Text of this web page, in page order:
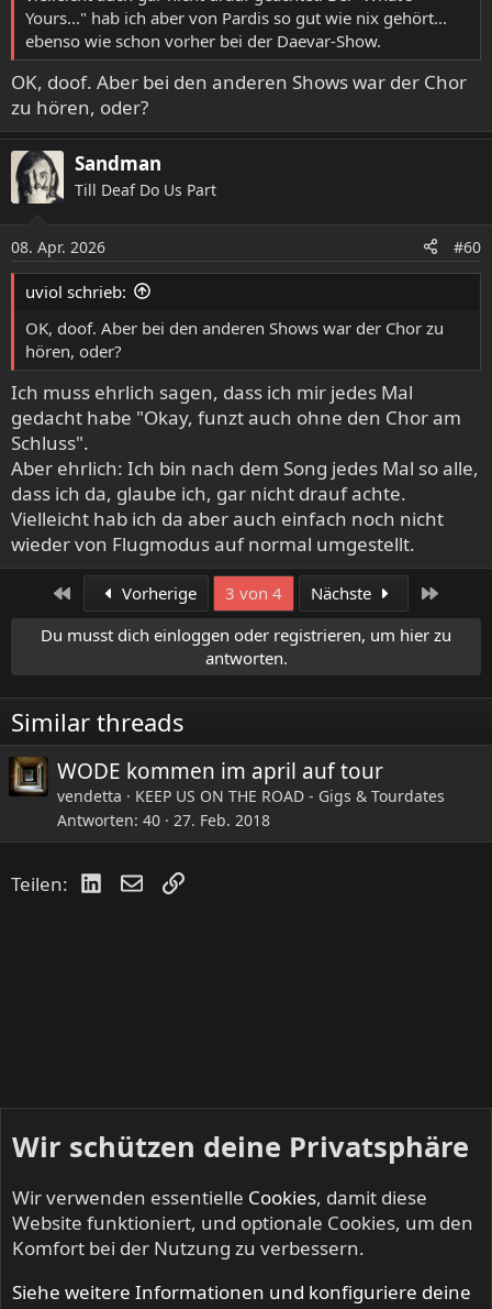
Yours..." hab ich aber von Pardis so gut wie nix gehört...
ebenso wie schon vorher bei der Daevar-Show.
OK, doof. Aber bei den anderen Shows war der Chor
zu hören, oder?
Sandman
Till Deaf Do Us Part
08. Apr. 2026 #60
uviol schrieb:
OK, doof. Aber bei den anderen Shows war der Chor zu
hören, oder?
Ich muss ehrlich sagen, dass ich mir jedes Mal
gedacht habe "Okay, funzt auch ohne den Chor am
Schluss".
Aber ehrlich: Ich bin nach dem Song jedes Mal so alle,
dass ich da, glaube ich, gar nicht drauf achte.
Vielleicht hab ich da aber auch einfach noch nicht
wieder von Flugmodus auf normal umgestellt.
Erste Vorherige 3 von 4 Nächste
Du musst dich einloggen oder registrieren, um hier zu
antworten.
Similar threads
WODE kommen im april auf tour
vendetta
KEEP US ON THE ROAD - Gigs & Tourdates
Antworten 40 27. Feb. 2018
Teilen: LinkedIn
E-MailLink
KEEP US ON THE ROAD - Gigs & Tourdates
Wir schützen deine Privatsphäre
Wir verwenden essentielle Cookies, damit diese
Website funktioniert, und optionale Cookies, um den
Komfort bei der Nutzung zu verbessern.
Siehe weitere Informationen und konfiguriere deine